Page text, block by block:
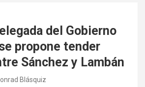
del Gobierno
propone tender
Sánchez y Lambán
Blásquiz